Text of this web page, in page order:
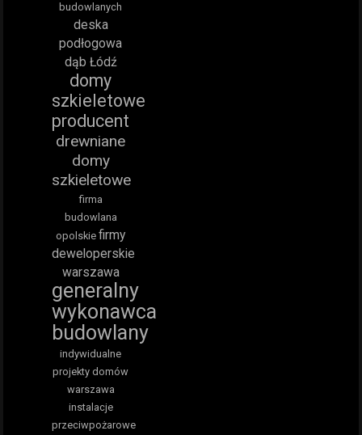
budowlanych
deska
podłogowa
dąb Łódź
domy
szkieletowe
producent
drewniane
domy
szkieletowe
firma
budowlana
opolskie firmy
deweloperskie
warszawa
generalny
wykonawca
budowlany
indywidualne
projekty domów
warszawa
instalacje
przeciwpożarowe